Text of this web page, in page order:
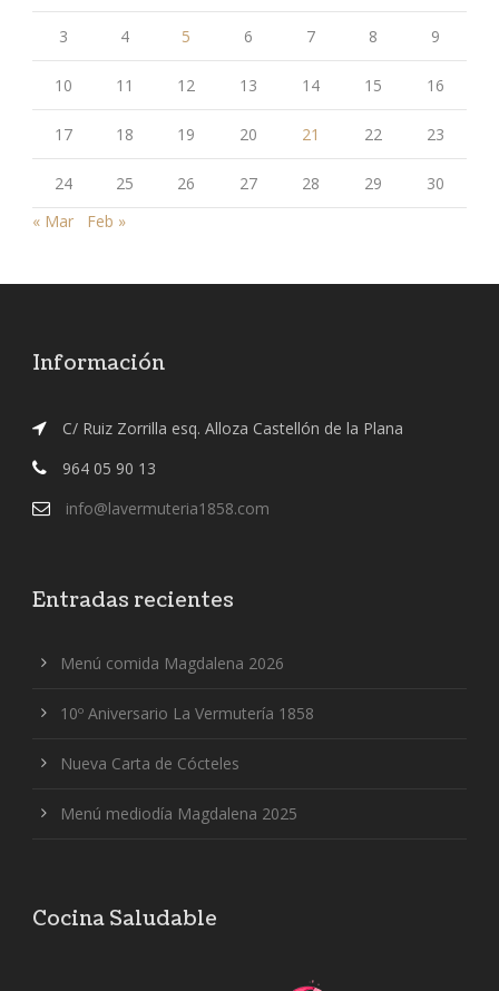
3 4 5 6 7 8 9
10 11 12 13 14 15 16
17 18 19 20 21 22 23
24 25 26 27 28 29
30
« Mar
Feb »
Información
C/ Ruiz Zorrilla esq. Alloza Castellón de la Plana
964 05 90 13
info@lavermuteria1858.com
Entradas recientes
Menú comida Magdalena 2026
10º Aniversario La Vermutería 1858
Nueva Carta de Cócteles
Menú mediodía Magdalena 2025
Cocina Saludable